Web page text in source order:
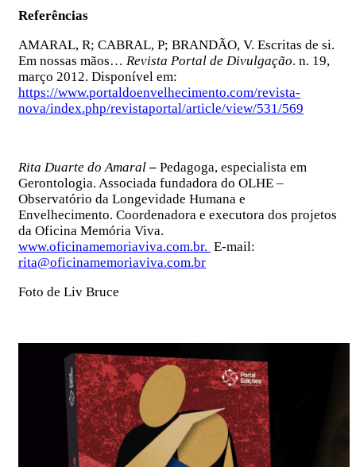
Referências
AMARAL, R; CABRAL, P; BRANDÃO, V. Escritas de si.
Em nossas mãos… Revista Portal de Divulgação. n. 19,
março 2012. Disponível em:
https://www.portaldoenvelhecimento.com/revista-
nova/index.php/revistaportal/article/view/531/569
Rita Duarte do Amaral– Pedagoga, especialista em
Gerontologia. Associada fundadora do OLHE –
Observatório da Longevidade Humana e
Envelhecimento. Coordenadora e executora dos projetos
da Oficina Memória Viva.
www.oficinamemoriaviva.com.br. E-mail:
rita@oficinamemoriaviva.com.br
Foto de Liv Bruce